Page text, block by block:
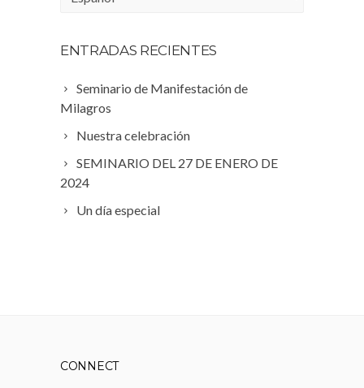
ENTRADAS RECIENTES
Seminario de Manifestación de
Milagros
Nuestra celebración
SEMINARIO DEL 27 DE ENERO DE
2024
Un día especial
CONNECT